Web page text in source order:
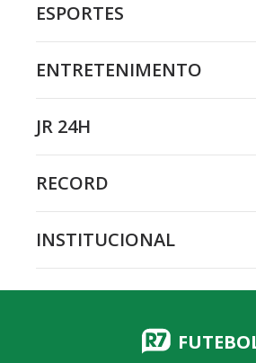
ESPORTES
ENTRETENIMENTO
JR 24H
RECORD
INSTITUCIONAL